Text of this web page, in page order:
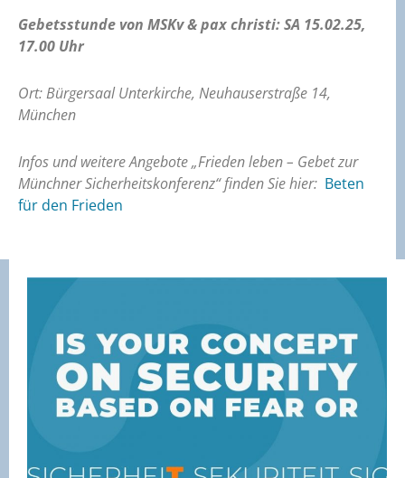
Gebetsstunde von MSKv & pax christi: SA 15.02.25,
17.00 Uhr
Ort: Bürgersaal Unterkirche, Neuhauserstraße 14,
München
Infos und weitere Angebote „Frieden leben – Gebet zur
Münchner Sicherheitskonferenz“ finden Sie hier: Beten
für den Frieden